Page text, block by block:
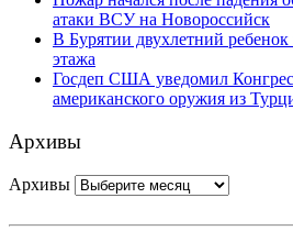
атаки ВСУ на Новороссийск
В Бурятии двухлетний
этажа
Госдеп США уведомил
американского оружия из
Архивы
Архивы